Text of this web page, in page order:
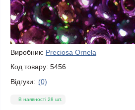
Виробник: Preciosa Ornela
Код товару: 5456
Відгуки: (0)
В наявності 28 шт.